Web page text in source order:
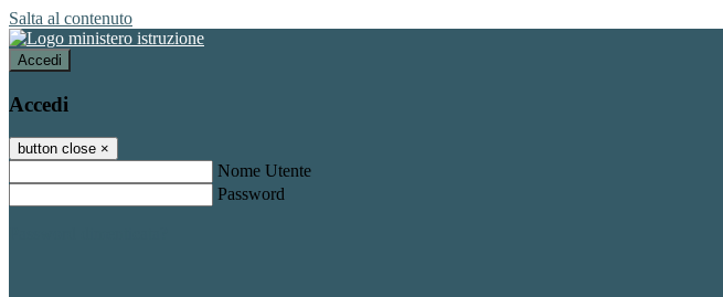
Salta al contenuto
Accedi
Accedi
button close ×
Nome Utente
Password